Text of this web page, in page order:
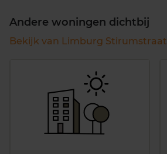
Andere woningen dichtbij
Bekijk van Limburg Stirumstraat